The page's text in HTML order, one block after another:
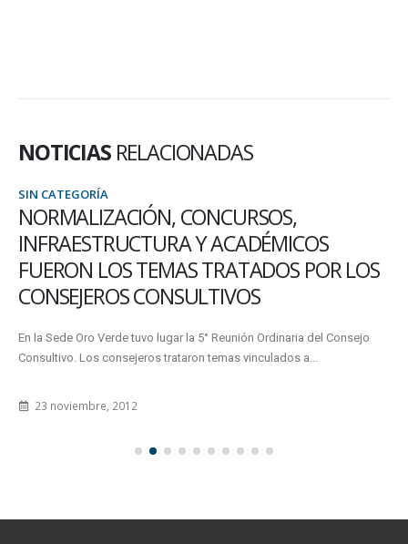
NOTICIAS RELACIONADAS
SIN CATEGORÍA
NORMALIZACIÓN, CONCURSOS,
INFRAESTRUCTURA Y ACADÉMICOS
FUERON LOS TEMAS TRATADOS POR LOS
CONSEJEROS CONSULTIVOS
En la Sede Oro Verde tuvo lugar la 5° Reunión Ordinaria del Consejo
Consultivo. Los consejeros trataron temas vinculados a...
23 noviembre, 2012